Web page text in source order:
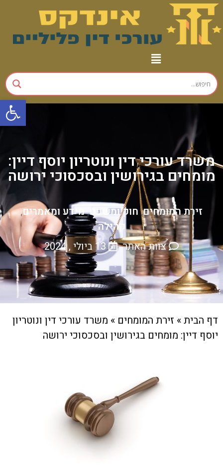
משרד עורכי דין ונוטריון יוסף דיין:
מומחים בגירושין ובסכסוכי ירושה
זירת המומחים, חוק ומשפט, מידע ומאמרים,
קהילה
צוות האתר
13 ביולי , 2024
דף הבית» זירת המומחים » משרד עורכי דין ונוטריון
יוסף דיין: מומחים בגירושין ובסכסוכי ירושה